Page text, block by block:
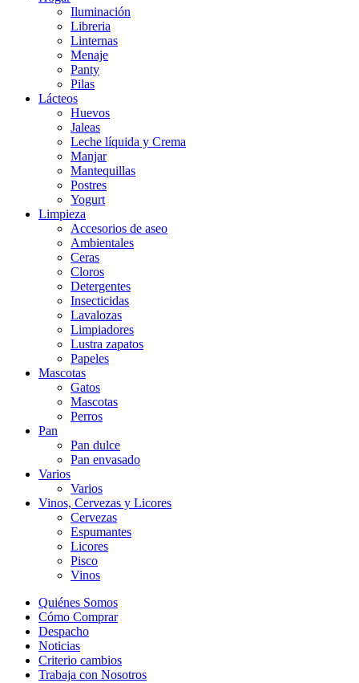
Iluminación
Libreria
Linternas
Menaje
Panty
Pilas
Lácteos
Huevos
Jaleas
Leche líquida y Crema
Manjar
Mantequillas
Postres
Yogurt
Limpieza
Accesorios de aseo
Ambientales
Ceras
Cloros
Detergentes
Insecticidas
Lavalozas
Limpiadores
Lustra zapatos
Papeles
Mascotas
Gatos
Mascotas
Perros
Pan
Pan dulce
Pan envasado
Varios
Varios
Vinos, Cervezas y Licores
Cervezas
Espumantes
Licores
Pisco
Vinos
Quiénes Somos
Cómo Comprar
Despacho
Noticias
Criterio cambios
Trabaja con Nosotros